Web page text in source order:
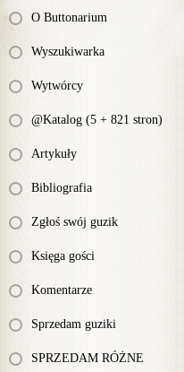
O Buttonarium
Wyszukiwarka
Wytwórcy
@Katalog (5 + 821 stron)
Artykuły
Bibliografia
Zgłoś swój guzik
Księga gości
Komentarze
Sprzedam guziki
SPRZEDAM RÓŻNE